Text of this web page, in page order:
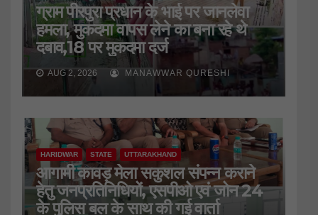
ग्राम पीरपुरा प्रधान के भाई पर जानलेवा
हमला, मुकदमा वापस लेने का बना रहे थे
दबाव,18 पर मुकदमा दर्ज
AUG 2, 2026 MANAWWAR QURESHI
HARIDWAR STATE UTTARAKHAND
आगामी कावड़ मेला सकुशल संपन्न कराने
हेतु जनप्रतिनिधियों, एसपीओ एवं जोन 24
के पुलिस बल के साथ की गई वार्ता